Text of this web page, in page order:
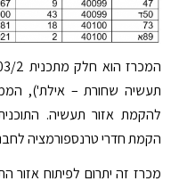
תעשיה שחורת – אילת'),
הקמת חדרי טרנספורמציה
מכרז זה יתרום לפיתוח אזור